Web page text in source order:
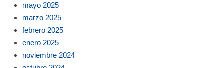
mayo 2025
marzo 2025
febrero 2025
enero 2025
noviembre 2024